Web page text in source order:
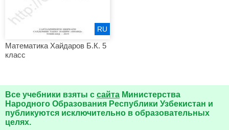
Математика Хайдаров Б.К. 5
класс
RU
Все учебники взяты с сайта Министерства
Народного Образования Республики Узбекистан и
публикуются исключительно в образовательных
целях.